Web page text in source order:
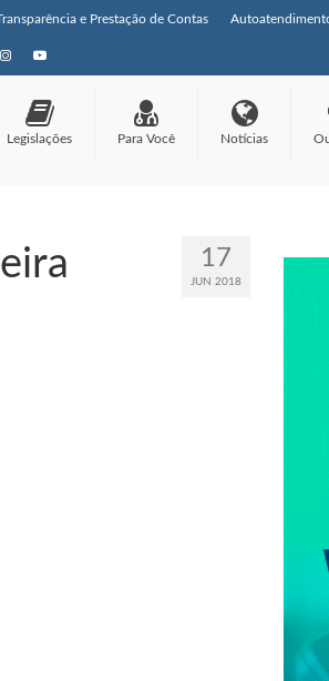
e Prestação de Contas
Legislações Para Você Notícias
17
JUN 2018